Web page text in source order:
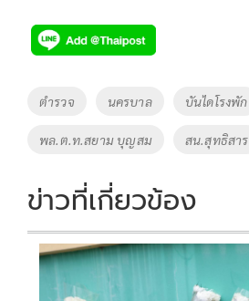
e
b
o
k
tt
er
p
y
Li
k
Tags
ตำรวจ นครบาล บันไดโรงพัก
พล.ต.ท.สยาม บุญสม สน.สุทธิสาร
ข่าวที่เกี่ยวข้อง